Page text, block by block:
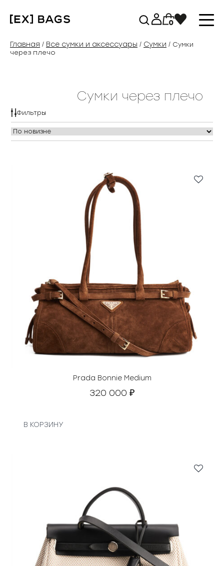
содержимому
0
Главная / Все сумки и аксессуары / Сумки / Сумки
через плечо
Сумки через плечо
Фильтры
Prada Bonnie Medium
320 000 ₽
В КОРЗИНУ